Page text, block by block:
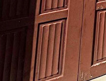
ou pour créer un coin
! Cette maison a été
son terrain spacieux, sans
commerces, cette maison
aujourd'hui pour une visite et